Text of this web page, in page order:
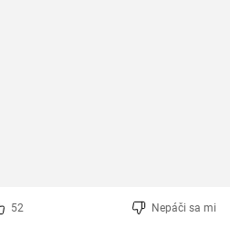
52 Nepáči sa mi